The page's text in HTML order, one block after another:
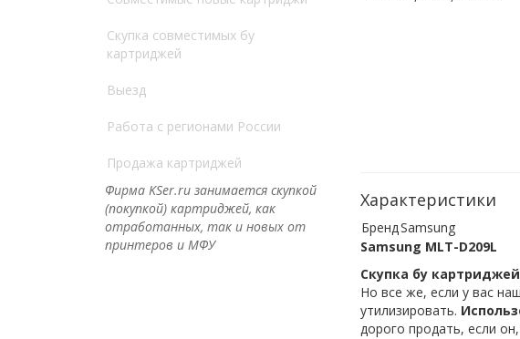
Скупка совместимых бу
картриджей
Выезд
Работа с регионами России
Продажа картриджей
Фирма KSer.ru занимается скупкой
(покупкой) картриджей, как
отработанных, так и новых от
принтеров и МФУ
Характеристики
БрендSamsung
Samsung MLT-D209L
Скупка бу картриджей
Но все же, если у вас
утилизировать.
дорого продать, если